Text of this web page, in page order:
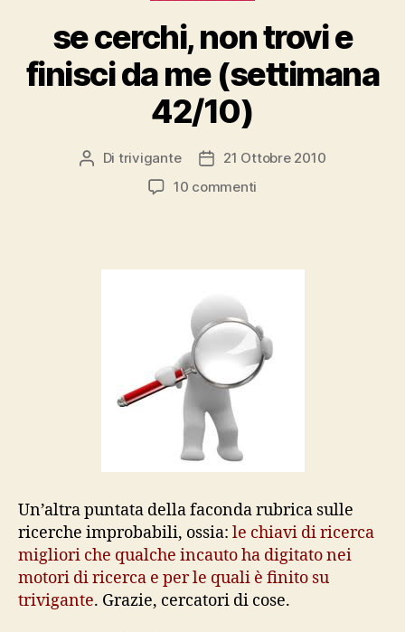
se cerchi, non trovi e
finisci da me (settimana
42/10)
Autore
Di trivigante
Data
dell'articolo
21 Ottobre 2010
10 commenti
da
me
(settimana
Un’altra puntata della faconda rubrica sulle
ricerche improbabili, ossia: le chiavi di ricerca
migliori che qualche incauto ha digitato nei
motori di ricerca e per le quali è finito su
trivigante. Grazie, cercatori di cose.